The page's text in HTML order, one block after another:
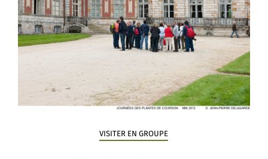
VISITER EN GROUPE